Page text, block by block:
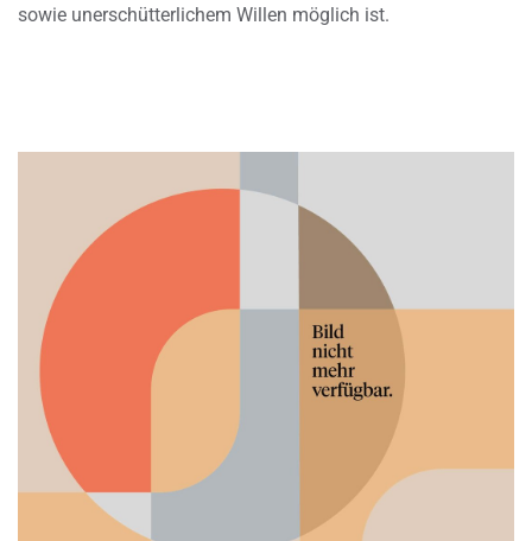
sowie unerschütterlichem Willen möglich ist.